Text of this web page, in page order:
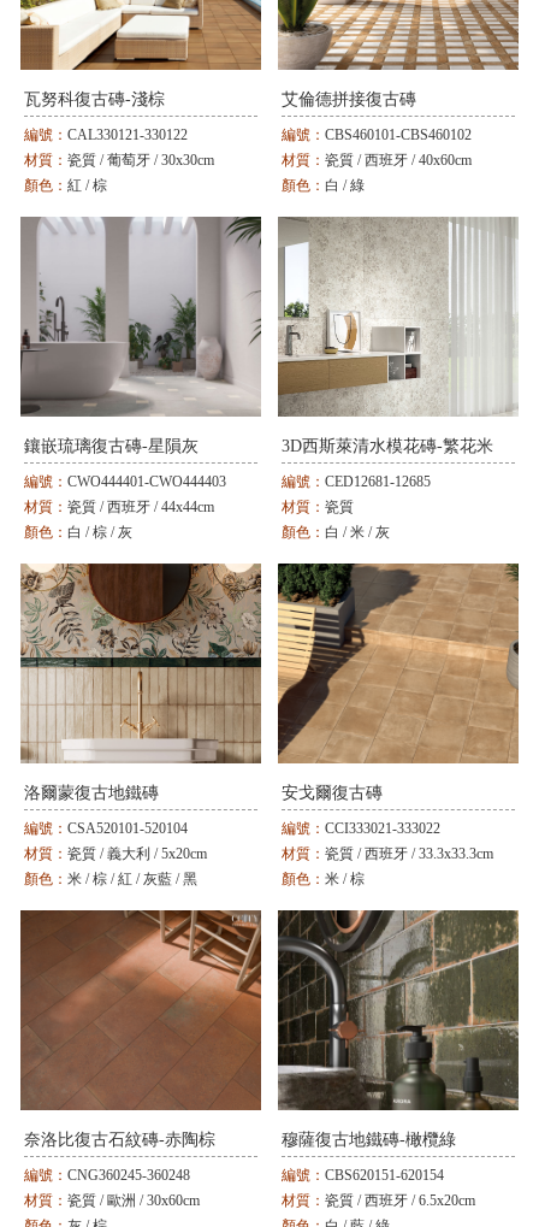
瓦努科復古磚-淺棕
編號： CAL330121-330122
材質： 瓷質 / 葡萄牙 / 30x30cm
顏色： 紅 / 棕
艾倫德拼接復古磚
編號： CBS460101-CBS460102
材質： 瓷質 / 西班牙 / 40x60cm
顏色： 白 / 綠
鑲嵌琉璃復古磚-星隕灰
編號： CWO444401-CWO444403
材質： 瓷質 / 西班牙 / 44x44cm
顏色： 白 / 棕 / 灰
3D西斯萊清水模花磚-繁花米
編號： CED12681-12685
材質： 瓷質
顏色： 白 / 米 / 灰
洛爾蒙復古地鐵磚
編號： CSA520101-520104
材質： 瓷質 / 義大利 / 5x20cm
顏色： 米 / 棕 / 紅 / 灰藍 / 黑
安戈爾復古磚
編號： CCI333021-333022
材質： 瓷質 / 西班牙 / 33.3x33.3cm
顏色： 米 / 棕
奈洛比復古石紋磚-赤陶棕
編號： CNG360245-360248
材質： 瓷質 / 歐洲 / 30x60cm
穆薩復古地鐵磚-橄欖綠
編號： CBS620151-620154
材質： 瓷質 / 西班牙 / 6.5x20cm